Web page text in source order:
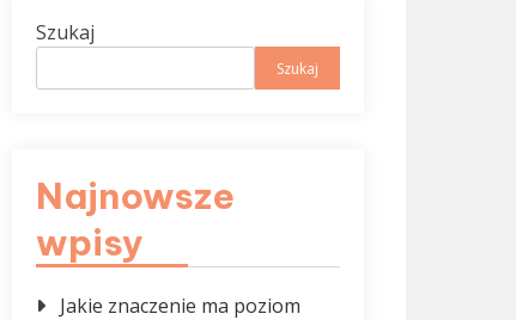
Szukaj
Szukaj
Najnowsze
wpisy
Jakie znaczenie ma poziom